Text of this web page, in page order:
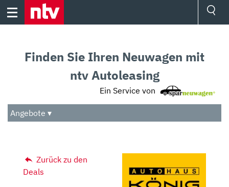
Skip
Audio
Das Beste
Finden Sie Ihren Neuwagen mit
ntv Autoleasing
Ein Service von
Angebote ▾
Zurück zu den
Deals